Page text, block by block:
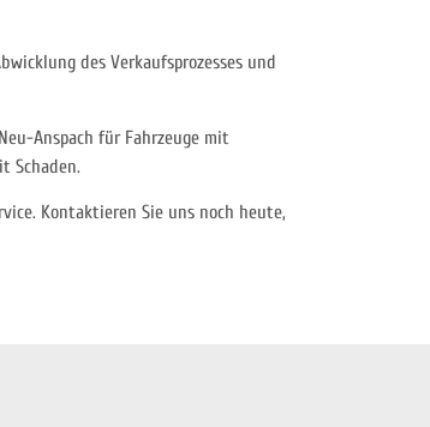
des Verkaufsprozesses und
Anspach für Fahrzeuge mit
Schaden.
Kontaktieren Sie uns noch heute,